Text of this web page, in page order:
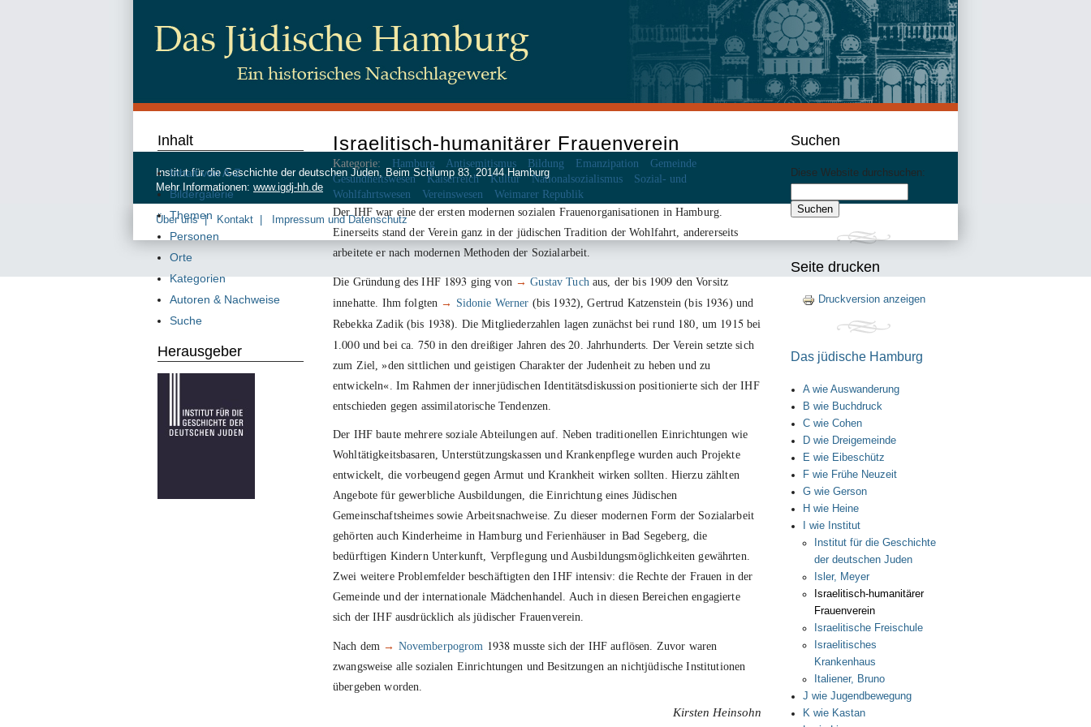
Israelitisch-humanitärer Frauenverein
Kategorie: Hamburg Antisemitismus Bildung Emanzipation
Gemeinde
Gesundheitswesen
Kaiserreich Kultur Nationalsozialismus
Sozial- und
Wohlfahrtswesen
Vereinswesen Weimarer Republik
Der IHF war eine der ersten modernen sozialen Frauenorganisationen in Hamburg.
Einerseits stand der Verein ganz in der jüdischen Tradition der Wohlfahrt, andererseits
arbeitete er nach modernen Methoden der Sozialarbeit.
Die Gründung des IHF 1893 ging von → Gustav Tuch aus, der bis 1909 den Vorsitz
innehatte. Ihm folgten → Sidonie Werner (bis 1932), Gertrud Katzenstein (bis 1936) und
Rebekka Zadik (bis 1938). Die Mitgliederzahlen lagen zunächst bei rund 180 , um 1915bei
1 .000und bei ca. 750 in den dreißiger Jahren des20 . Jahrhunderts. Der Verein setzte sich
zum Ziel, »den sittlichen und geistigen Charakter der Judenheit zu heben und zu
entwickeln«. Im Rahmen der innerjüdischen Identitätsdiskussion positionierte sich der IHF
entschieden gegen assimilatorische Tendenzen.
Der IHF baute mehrere soziale Abteilungen auf. Neben traditionellen Einrichtungen wie
Wohltätigkeitsbasaren, Unterstützungskassen und Krankenpflege wurden auch Projekte
entwickelt, die vorbeugend gegen Armut und Krankheit wirken sollten. Hierzu zählten
Angebote für gewerbliche Ausbildungen, die Einrichtung eines Jüdischen
Gemeinschaftsheimes sowie Arbeitsnachweise. Zu dieser modernen Form der Sozialarbeit
gehörten auch Kinderheime in Hamburg und Ferienhäuser in Bad Segeberg, die
bedürftigen Kindern Unterkunft, Verpflegung und Ausbildungsmöglichkeiten gewährten.
Zwei weitere Problemfelder beschäftigten den IHF intensiv: die Rechte der Frauen in der
Gemeinde und der internationale Mädchenhandel. Auch in diesen Bereichen engagierte
sich der IHF ausdrücklich als jüdischer Frauenverein.
Nach dem → Novemberpogrom 1938 musste sich der IHF auflösen. Zuvor waren
zwangsweise alle sozialen Einrichtungen und Besitzungen an nichtjüdische Institutionen
übergeben worden.
Kirsten Heinsohn
Inhalt
Inhalt von A-Z
Bildergalerie
Themen
Personen
Orte
Kategorien
Autoren & Nachweise
Suche
Herausgeber
Suchen
Diese Website durchsuchen:
Seite drucken
Druckversion anzeigen
Das jüdische Hamburg
A wie Auswanderung
B wie Buchdruck
C wie Cohen
D wie Dreigemeinde
E wie Eibeschütz
F wie Frühe Neuzeit
G wie Gerson
H wie Heine
I wie Institut
Institut für die Geschichte
der deutschen Juden
Isler, Meyer
Israelitisch-humanitärer
Frauenverein
Israelitische Freischule
Israelitisches
Krankenhaus
Italiener, Bruno
J wie Jugendbewegung
K wie Kastan
Institut für die Geschichte der deutschen Juden, Beim Schlump 83, 20144 Hamburg
Mehr Informationen: www.igdj-hh.de
Über uns Kontakt Impressum und Datenschutz